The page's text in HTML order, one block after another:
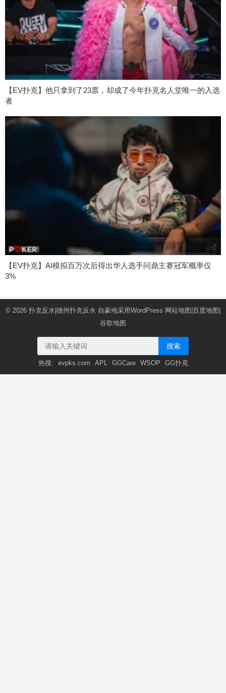
【EV扑克】他只拿到了23票，却成了今年扑克名人堂唯一的入选
者
【EV扑克】AI模拟百万次后得出华人选手问鼎主赛冠军概率仅
3%
© 2026 扑克反水|德州扑克反水 自豪地采用WordPress 网站地图 百度地图
谷歌地图
搜索
热搜: evpks.com APL GGCare WSOP GG扑克